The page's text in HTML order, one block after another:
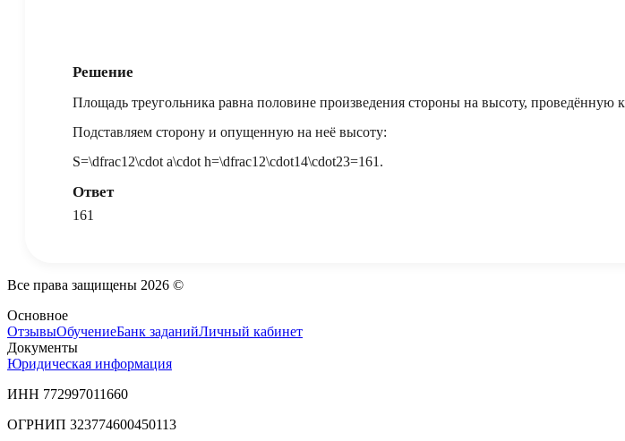
Решение
Площадь треугольника равна половине произведения стороны на высоту, проведённую
Подставляем сторону и опущенную на неё высоту:
S=\dfrac12\cdot a\cdot h=\dfrac12\cdot14\cdot23=161.
Ответ
161
Все права защищены 2026 ©
Основное
ОтзывыОбучениеБанк заданийЛичный кабинет
Документы
Юридическая информация
ИНН 772997011660
ОГРНИП 323774600450113